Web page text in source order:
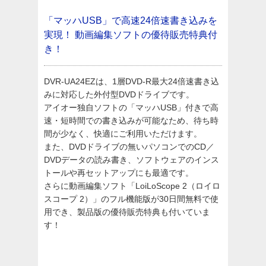
「マッハUSB」で高速24倍速書き込みを
実現！
動画編集ソフトの優待販売特典付
き！
DVR-UA24EZは、1層DVD-R最大24倍速書き込
みに対応した外付型DVDドライブです。
アイオー独自ソフトの「マッハUSB」付きで高
速・短時間での書き込みが可能なため、待ち時
間が少なく、快適にご利用いただけます。
また、DVDドライブの無いパソコンでのCD／
DVDデータの読み書き、ソフトウェアのインス
トールや再セットアップにも最適です。
さらに動画編集ソフト「LoiLoScope 2（ロイロ
スコープ 2）」のフル機能版が30日間無料で使
用でき、製品版の優待販売特典も付いていま
す！